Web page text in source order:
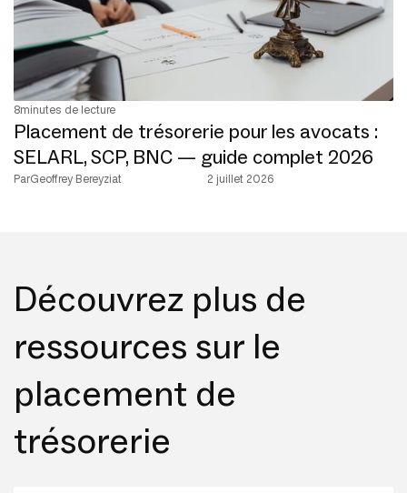
8minutes de lecture
Placement de trésorerie pour les avocats :
SELARL, SCP, BNC — guide complet 2026
ParGeoffrey Bereyziat 2 juillet 2026
Découvrez plus de
ressources sur le
placement de
trésorerie